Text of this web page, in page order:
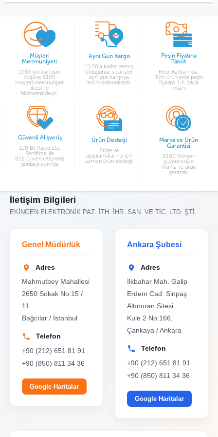
Müşteri
Memnuniyeti
1985 yılından’dan
bügüne %100
müşteri memnuniyeti
ilkesi ile
hizmetinizdeyiz.
Aynı Gün Kargo
15:00’a kadar vermiş
olduğunuz siparişler
aynı gün kargoya
teslim edilmektedir.
Peşin Fiyatına
Taksit
Kredi Kartlarında;
Tüm ürünlerde peşin
fiyatına 1-6 taksit
imkanı.
Güvenli Alışveriş
128 Bit Rapid SSL
Sertifikası ile
B2B Güvenli Alışveriş
genbayi.com’da
Ürün Desteği
Proje ve
uygulamalarınız için
uzman ürün desteği.
Marka ve Ürün
Garantisi
%100 Ekingen
güvencesiyle
marka ve ürün
garantisi
İletişim Bilgileri
EKİNGEN ELEKTRONİK PAZ. İTH. İHR. SAN. VE TİC. LTD. ŞTİ.
Genel Müdürlük
Adres
Mahmutbey Mahallesi
2650 Sokak No:15 /
11
Bağcılar / İstanbul
Telefon
+90 (212) 651 81 91
+90 (850) 811 34 36
Google Haritalar
Ankara Şubesi
Adres
İlkbahar Mah. Galip
Erdem Cad. Sinpaş
Altınoran Sitesi
Kule 2 No:166,
Çankaya / Ankara
Telefon
+90 (212) 651 81 91
+90 (850) 811 34 36
Google Haritalar